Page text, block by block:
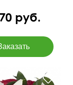
руб.